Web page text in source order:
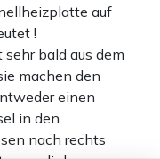
auf
!
bald aus dem
machen den
einen
in den
nach rechts